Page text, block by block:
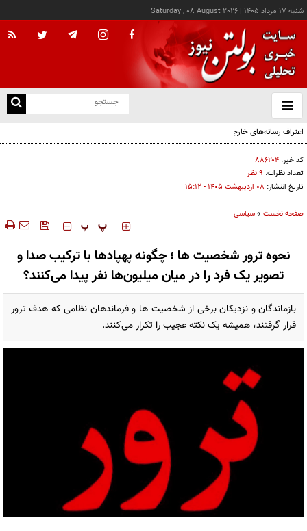
شنبه ۱۷ مرداد ۱۴۰۵ |
Saturday , 08 August 2026
باز
و
اعتراف رسانه‌های خارجی به شکست ترامپ؛ حاصل مجاهدت رسانه‌های انقلابی در مقابله با
دروغ‌پراکنی دشمنان
کد خبر: ۸۸۶۲۰۴
تعداد نظرات: ۹ نظر
تاریخ انتشار: ۰۸ ارديبهشت ۱۴۰۵ - ۱۵:۱۲
صفحه نخست »سیاسی
‍‍‍ پ پ
نحوه ترور شخصیت ها ؛ چگونه پهپادها با ترکیب صدا و
تصویر یک فرد را در میان میلیون‌ها نفر پیدا می‌کنند؟
بازماندگان و نزدیکان برخی از شخصیت ها و فرماندهان نظامی که هدف ترور
قرار گرفتند، همیشه یک نکته عجیب را تکرار می‌کنند.